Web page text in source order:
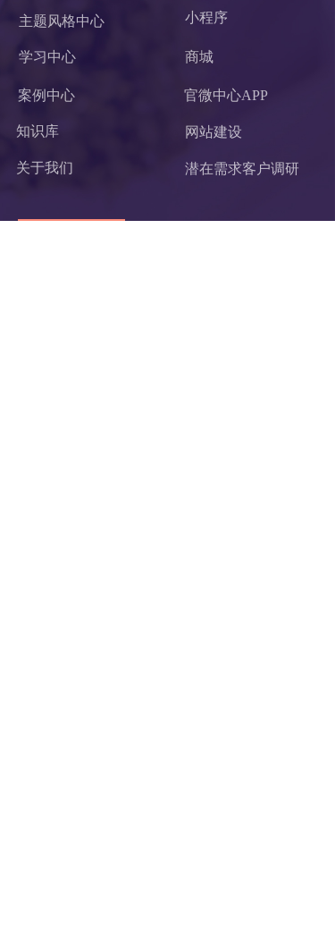
主题风格中心 小程序
学习中心 商城
案例中心 官微中心APP
知识库 网站建设
关于我们 潜在需求客户调研